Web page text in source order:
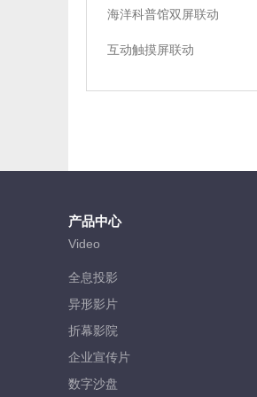
海洋科普馆双屏联动
互动触摸屏联动
产品中心
Video
全息投影
异形影片
折幕影院
企业宣传片
数字沙盘